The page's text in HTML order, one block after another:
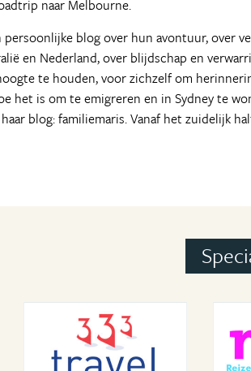
naar Melbourne.
blog over hun avontuur, over
en Nederland, over blijdschap en
te houden, voor zichzelf om
het is om te emigreren en in Sydney te
blog: familiemaris. Vanaf het zuidelijk